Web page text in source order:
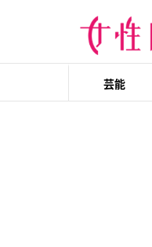
芸能